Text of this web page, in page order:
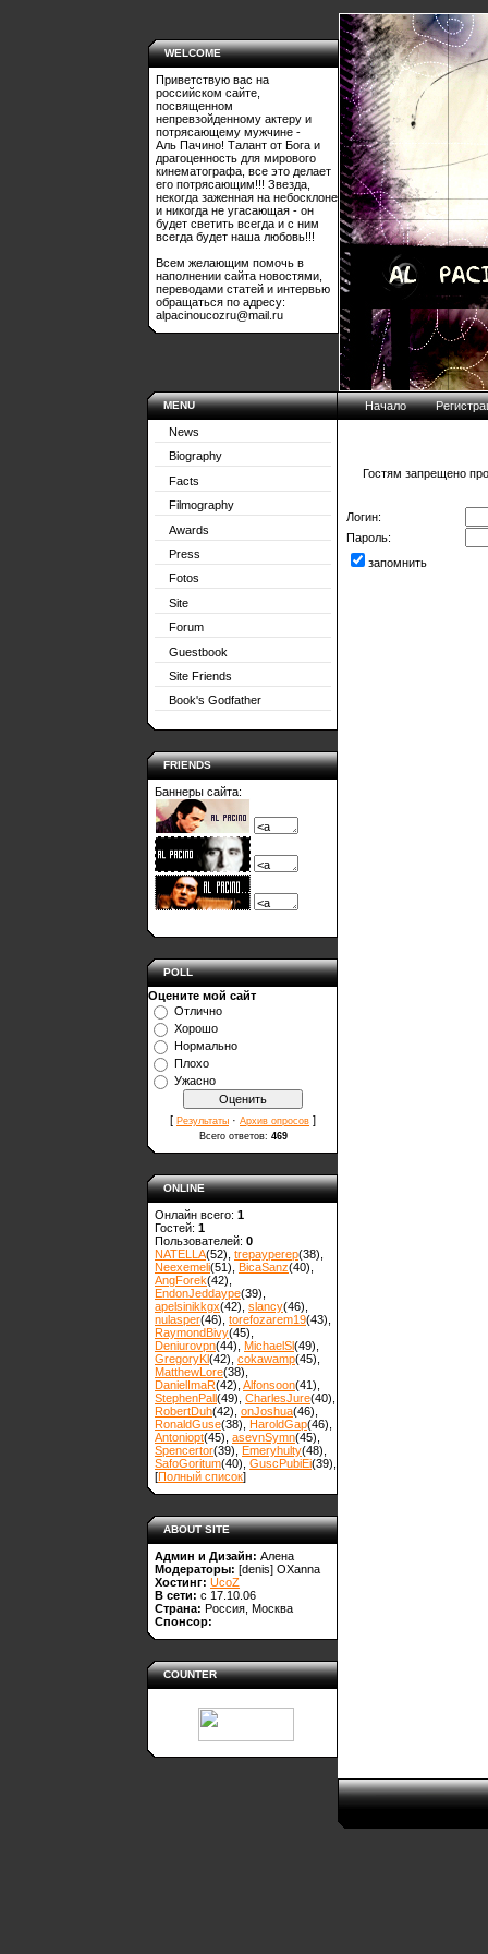
WELCOME
Приветствую вас на
российском сайте,
посвященном
непревзойденному актеру и
потрясающему мужчине -
Аль Пачино! Талант от Бога и
драгоценность для мирового
кинематографа, все это делает
его потрясающим!!! Звезда,
некогда заженная на небосклоне
и никогда не угасающая - он
будет светить всегда и с ним
всегда будет наша любовь!!!
Всем желающим помочь в
наполнении сайта новостями,
переводами статей и интервью
обращаться по адресу:
alpacinoucozru@mail.ru
MENU
News
Biography
Facts
Filmography
Awards
Press
Fotos
Site
Forum
Guestbook
Site Friends
Book's Godfather
FRIENDS
Баннеры сайта:
POLL
Оцените мой сайт
Отлично
Хорошо
Нормально
Плохо
Ужасно
[ Результаты · Архив опросов ]
Всего ответов: 469
ONLINE
Онлайн всего: 1
Гостей: 1
Пользователей: 0
NATELLA(52) trepayperep(38)
Neexemeli(51) BicaSanz(40)
AngForek(42)
EndonJeddaype(39)
apelsinikkgx(42) slancy(46)
nulasper(46) torefozarem19(43)
RaymondBivy(45)
Deniurovpn(44) MichaelSl(49)
GregoryKl(42) cokawamp(45)
MatthewLore(38)
DanielImaR(42) Alfonsoon(41)
StephenPall(49) CharlesJure(40)
RobertDuh(42) onJoshua(46)
RonaldGuse(38) HaroldGap(46)
Antoniopt(45) asevnSymn(45)
Spencertor(39) Emeryhulty(48)
SafoGoritum(40) GuscPubiEi(39)
[Полный список]
ABOUT SITE
Админ и Дизайн: Алена
Модераторы: [denis] OXanna
Хостинг: UcoZ
В сети: с 17.10.06
Страна: Россия, Москва
Спонсор:
COUNTER
Начало
Гостям запрещено
Логин:
Пароль:
запомнить